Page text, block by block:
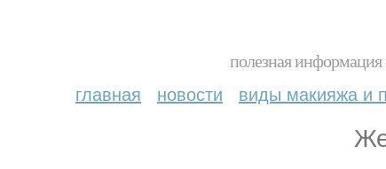
полезная информация
главная новости виды макияжа и